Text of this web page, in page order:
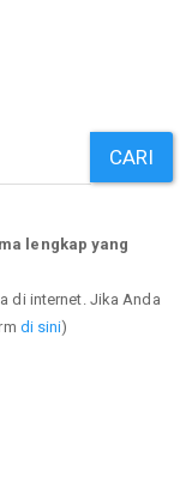
CARI
lengkap yang
di internet. Jika Anda
di sini)